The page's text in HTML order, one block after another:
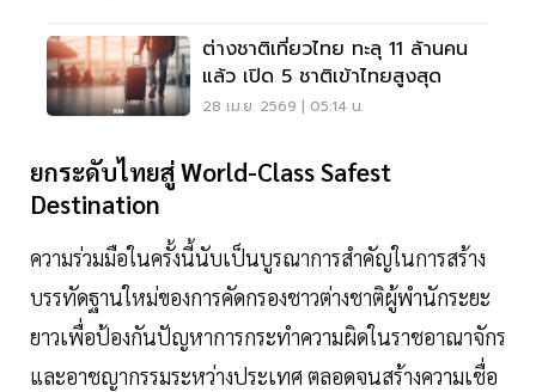
ต่างชาติเที่ยวไทย ทะลุ 11 ล้านคน
แล้ว เปิด 5 ชาติเข้าไทยสูงสุด
28 เม.ย. 2569 | 05:14 น.
ยกระดับไทยสู่ World-Class Safest
Destination
ความร่วมมือในครั้งนี้นับเป็นบูรณาการสำคัญในการสร้าง
บรรทัดฐานใหม่ของการคัดกรองชาวต่างชาติผู้พำนักระยะ
ยาวเพื่อป้องกันปัญหาการกระทำความผิดในราชอาณาจักร
และอาชญากรรมระหว่างประเทศ ตลอดจนสร้างความเชื่อ